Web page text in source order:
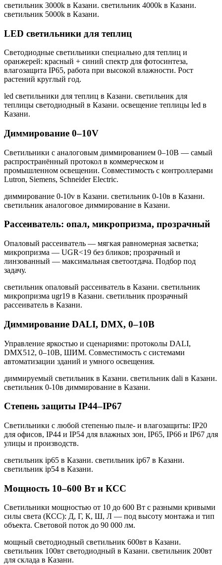
светильник 3000k в Казани. светильник 4000k в Казани.
светильник 5000k в Казани.
LED светильники для теплиц
Светодиодные светильники специально для теплиц и
оранжерей: красный + синий спектр для фотосинтеза,
влагозащита IP65, работа при высокой влажности. Рост
растений круглый год.
led светильники для теплиц в Казани. светильник для
теплицы светодиодный в Казани. освещение теплицы led в
Казани.
Диммирование 0–10V
Светильники с аналоговым диммированием 0–10В — самый
распространённый протокол в коммерческом и
промышленном освещении. Совместимость с контроллерами
Lutron, Siemens, Schneider Electric.
диммирование 0-10v в Казани. светильник 0-10в в Казани.
светильник аналоговое диммирование в Казани.
Рассеиватель: опал, микропризма, прозрачный
Опаловый рассеиватель — мягкая равномерная засветка;
микропризма — UGR<19 без бликов; прозрачный и
линзованный — максимальная светоотдача. Подбор под
задачу.
светильник опаловый рассеиватель в Казани. светильник
микропризма ugr19 в Казани. светильник прозрачный
рассеиватель в Казани.
Диммирование DALI, DMX, 0–10В
Управление яркостью и сценариями: протоколы DALI,
DMX512, 0–10В, ШИМ. Совместимость с системами
автоматизации зданий и умного освещения.
диммируемый светильник в Казани. светильник dali в Казани.
светильник 0-10в диммирование в Казани.
Степень защиты IP44–IP67
Светильники с любой степенью пыле- и влагозащиты: IP20
для офисов, IP44 и IP54 для влажных зон, IP65, IP66 и IP67 для
улицы и производств.
светильник ip65 в Казани. светильник ip67 в Казани.
светильник ip54 в Казани.
Мощность 10–600 Вт и КСС
Светильники мощностью от 10 до 600 Вт с разными кривыми
силы света (КСС): Д, Г, К, Ш, Л — под высоту монтажа и тип
объекта. Световой поток до 90 000 лм.
мощный светодиодный светильник 600вт в Казани.
светильник 100вт светодиодный в Казани. светильник 200вт
для склада в Казани.